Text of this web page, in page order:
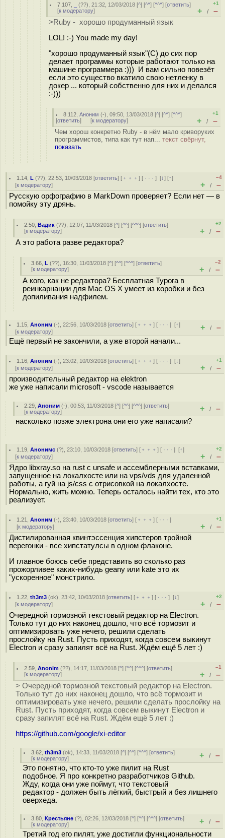
7.107 (??), 21:32, 12/03/2018 [^] [^^] [^^^] [ответить]
[к модератору]
+1
+ / –
>Ruby - хорошо продуманный язык
LOL! :-) You made my day!
"хорошо продуманный язык"(С) до сих пор
делает программы которые работают только на
машине программера :))) И вам сильно повезёт
если это существо вкатило свою нетленку в
докер ... который собственно для них и делался
:-)))
8.112 ,Аноним (-), 09:50, 13/03/2018 [^] [^^] [^^^]
[ответить] [к модератору]
+1
+ / –
Чем хорош конкретно Ruby - в нём мало криворуких
программистов, типа как тут нап... текст свёрнут,
показать
1.14 ,L (??), 22:53, 10/03/2018 [ответить] [ ﹢﹢﹢] [ · · ·][↓] [↑]
[к модератору]
–4
+ / –
Русскую орфографию в MarkDown проверяет? Если нет — в
помойку эту дрянь.
2.50 ,Вадик (??), 12:07, 11/03/2018 [^] [^^] [^^^] [ответить]
[к модератору]
+2
+ / –
А это работа разве редактора?
3.66 ,L (??), 16:30, 11/03/2018 [^] [^^] [^^^] [ответить]
[к модератору]
–2
+ / –
А кого, как не редактора? Бесплатная Typora в
реинкарнации для Mac OS X умеет из коробки и без
допиливания надфилем.
1.15 ,Аноним (-), 22:56, 10/03/2018 [ответить] [ ﹢﹢﹢] [ · · ·][↑]
[к модератору] + / –
Ещё первый не закончили, а уже второй начали...
1.16 ,Аноним (-), 23:02, 10/03/2018 [ответить] [ ﹢﹢﹢] [ · · ·][↓]
[к модератору]
+1
+ / –
производительный редактор на elektron
же уже написали microsoft - vscode называется
2.29 ,Аноним (-), 00:53, 11/03/2018 [^] [^^] [^^^] [ответить]
[к модератору] + / –
насколько позже электрона они его уже написали?
1.19 ,Анонимс (?), 23:10, 10/03/2018 [ответить] [ ﹢﹢﹢] [ · · ·][↑]
[к модератору]
+2
+ / –
Ядро libxray.so на rust с unsafe и ассемблерными вставками,
запущенное на локалхосте или на vps/vds для удаленной
работы, а гуй на js/css c отрисовкой на локалхосте.
Нормально, жить можно. Теперь осталось найти тех, кто это
реализует.
1.21 ,Аноним (-), 23:40, 10/03/2018 [ответить] [ ﹢﹢﹢] [ · · ·]
[к модератору]
+1
+ / –
Дистилированная квинтэссенция хипстеров тройной
перегонки - все хипстатулсы в одном флаконе.
И главное боюсь себе представить во сколько раз
прожорливее каких-нибудь geany или kate это их
"ускоренное" монстрило.
1.22 ,th3m3 (ok), 23:42, 10/03/2018 [ответить] [ ﹢﹢﹢] [ · · ·][↓]
[к модератору]
+2
+ / –
Очередной тормозной текстовый редактор на Electron.
Только тут до них наконец дошло, что всё тормозит и
оптимизировать уже нечего, решили сделать
прослойку на Rust. Пусть приходят, когда совсем выкинут
Electron и сразу запилят всё на Rust. Ждём ещё 5 лет :)
2.59 ,Anonim (??), 14:17, 11/03/2018 [^] [^^] [^^^] [ответить]
[к модератору]
–1
+ / –
> Очередной тормозной текстовый редактор на Electron.
Только тут до них наконец дошло, что всё тормозит и
оптимизировать уже нечего, решили сделать прослойку на
Rust. Пусть приходят, когда совсем выкинут Electron и
сразу запилят всё на Rust. Ждём ещё 5 лет :)
https://github.com/google/xi-editor
3.62 ,th3m3 (ok), 14:33, 11/03/2018 [^] [^^] [^^^] [ответить]
[к модератору] + / –
Это понятно, что кто-то уже пилит на Rust
подобное. Я про конкретно разработчиков Github.
Жду, когда они уже поймут, что текстовый
редактор - должен быть лёгкий, быстрый и без лишнего
оверхеда.
3.80 ,Крестьяне (?), 02:26, 12/03/2018 [^] [^^] [^^^] [ответить]
[к модератору] + / –
Третий год его пилят, уже достигли функциональности